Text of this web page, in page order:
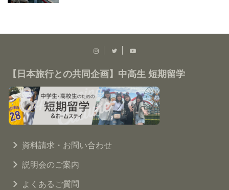
【日本旅行との共同企画】中高生 短期留学
資料請求・お問い合わせ
説明会のご案内
よくあるご質問